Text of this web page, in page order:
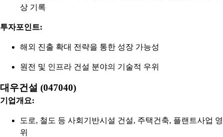
상 기록
투자포인트:
해외 진출 확대 전략을 통한 성장 가능성
원전 및 인프라 건설 분야의 기술적 우위
대우건설 (047040)
기업개요:
도로, 철도 등 사회기반시설 건설, 주택건축, 플랜트사업 영
위